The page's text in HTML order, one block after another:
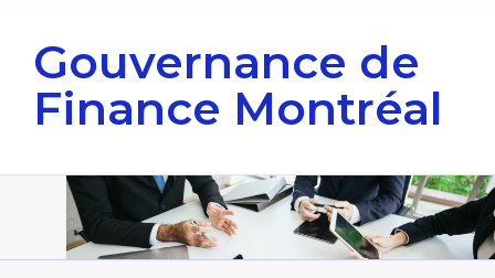
Gouvernance de
Finance Montréal